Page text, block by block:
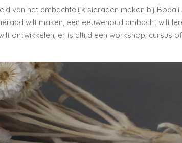
van het ambachtelijk sieraden maken bij
wilt maken, een eeuwenoud ambacht wilt
ontwikkelen, er is altijd een workshop, cursus